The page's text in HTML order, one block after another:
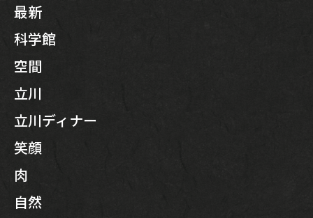
最新
科学館
空間
立川
立川ディナー
笑顔
肉
自然